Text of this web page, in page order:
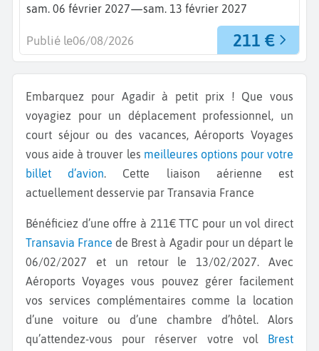
sam. 06 février 2027—sam. 13 février 2027
211 €
Publié le06/08/2026
Embarquez pour Agadir à petit prix ! Que vous
voyagiez pour un déplacement professionnel, un
court séjour ou des vacances, Aéroports Voyages
vous aide à trouver les meilleures options pour votre
billet d’avion. Cette liaison aérienne est
actuellement desservie par Transavia France
Bénéficiez d’une offre à 211€ TTC pour un vol direct
Transavia France de Brest à Agadir pour un départ le
06/02/2027 et un retour le 13/02/2027. Avec
Aéroports Voyages vous pouvez gérer facilement
vos services complémentaires comme la location
d’une voiture ou d’une chambre d’hôtel. Alors
qu’attendez-vous pour réserver votre vol
Brest